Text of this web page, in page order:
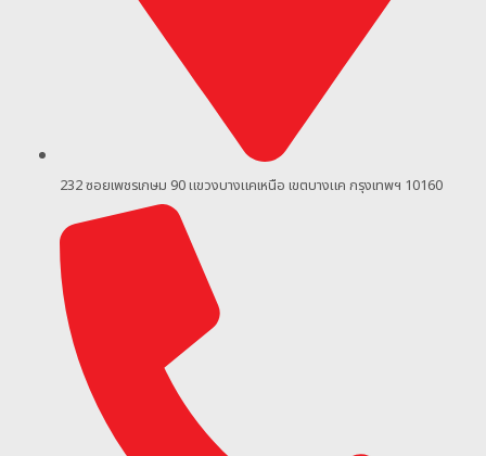
232 ซอยเพชรเกษม 90แขวงบางแคเหนือ เขตบางแค กรุงเทพฯ 10160